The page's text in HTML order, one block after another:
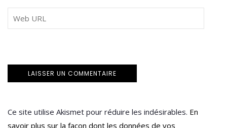
Ce site utilise Akismet pour réduire les indésirables. En
savoir plus sur la façon dont les données de vos